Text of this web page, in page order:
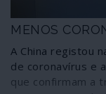
MENOS
A China registou
de coronavírus e
que confirmam a